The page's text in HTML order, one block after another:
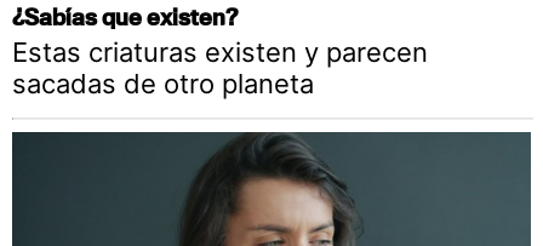
¿Sabías que existen?
Estas criaturas existen y parecen
sacadas de otro planeta